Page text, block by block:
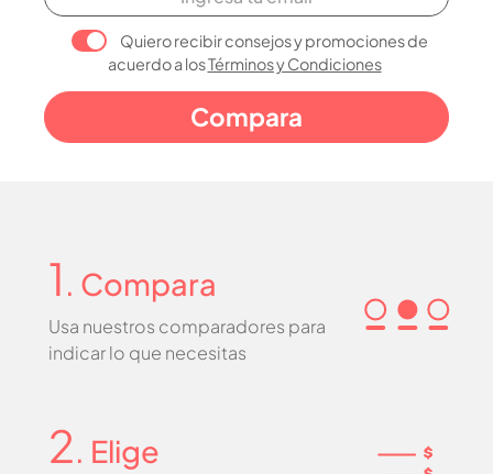
Quiero recibir consejos y promociones de
acuerdo a losTérminos y Condiciones
1 . Compara
Usa nuestros comparadores para
indicar lo que necesitas
2. Elige